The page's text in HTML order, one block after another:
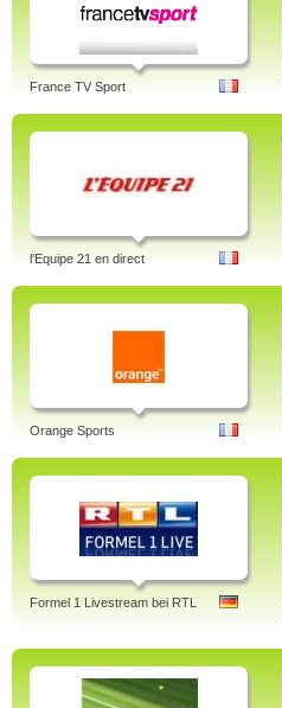
France TV Sport
l'Equipe 21 en direct
Orange Sports
Formel 1 Livestream bei RTL